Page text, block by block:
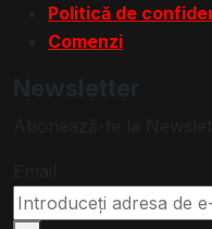
Politică de
Comenzi